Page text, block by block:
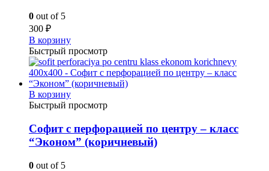
0 out of 5
300 ₽
В корзину
Быстрый просмотр
В корзину
Быстрый просмотр
Софит с перфорацией по центру – класс
“Эконом” (коричневый)
0 out of 5